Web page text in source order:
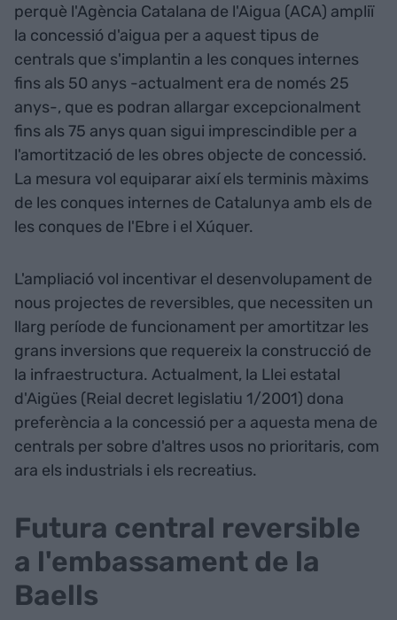
perquè l'Agència Catalana de l'Aigua (ACA) ampliï
la concessió d'aigua per a aquest tipus de
centrals que s'implantin a les conques internes
fins als 50 anys -actualment era de només 25
anys-, que es podran allargar excepcionalment
fins als 75 anys quan sigui imprescindible per a
l'amortització de les obres objecte de concessió.
La mesura vol equiparar així els terminis màxims
de les conques internes de Catalunya amb els de
les conques de l'Ebre i el Xúquer.
L'ampliació vol incentivar el desenvolupament de
nous projectes de reversibles, que necessiten un
llarg període de funcionament per amortitzar les
grans inversions que requereix la construcció de
la infraestructura. Actualment, la Llei estatal
d'Aigües (Reial decret legislatiu 1/2001) dona
preferència a la concessió per a aquesta mena de
centrals per sobre d'altres usos no prioritaris, com
ara els industrials i els recreatius.
Futura central reversible
a l'embassament de la
Baells